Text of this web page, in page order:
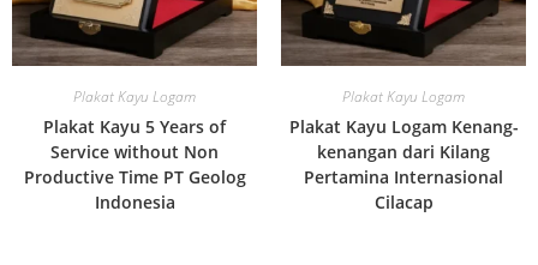
Plakat Kayu Logam
Plakat Kayu 5 Years of
Service without Non
Productive Time PT Geolog
Indonesia
Plakat Kayu Logam
Plakat Kayu Logam Kenang-
kenangan dari Kilang
Pertamina Internasional
Cilacap